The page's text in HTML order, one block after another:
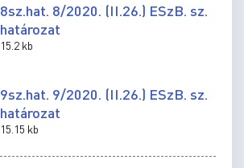
8sz.hat. 8/2020. (II.26.) ESzB. sz.
határozat
15.2 kb
9sz.hat. 9/2020. (II.26.) ESzB. sz.
határozat
15.15 kb